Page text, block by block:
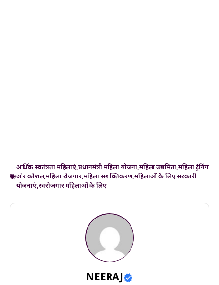
आर्थिक स्वतंत्रता महिलाएं,प्रधानमंत्री महिला योजना,महिला उद्यमिता,महिला ट्रेनिंग
और कौशल,महिला रोजगार,महिला सशक्तिकरण,महिलाओं के लिए सरकारी
योजनाएं,स्वरोजगार महिलाओं के लिए
NEERAJ